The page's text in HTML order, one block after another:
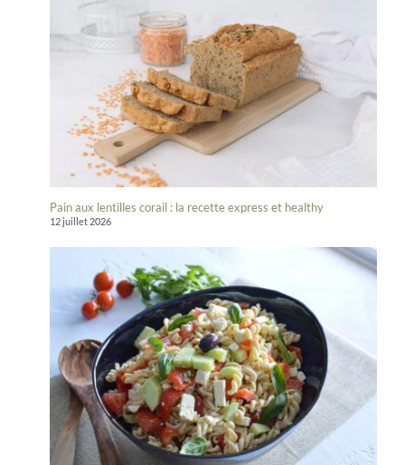
Pain aux lentilles corail : la recette express et healthy
12 juillet 2026